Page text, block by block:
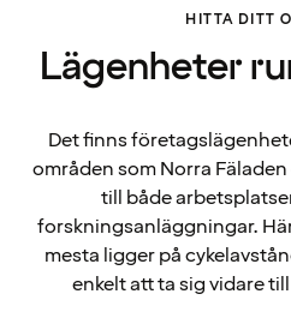
HITTA DITT
Lägenheter
Det finns
områden som Norra
till både
forskningsanläggningar.
mesta ligger på
enkelt att ta sig vidare